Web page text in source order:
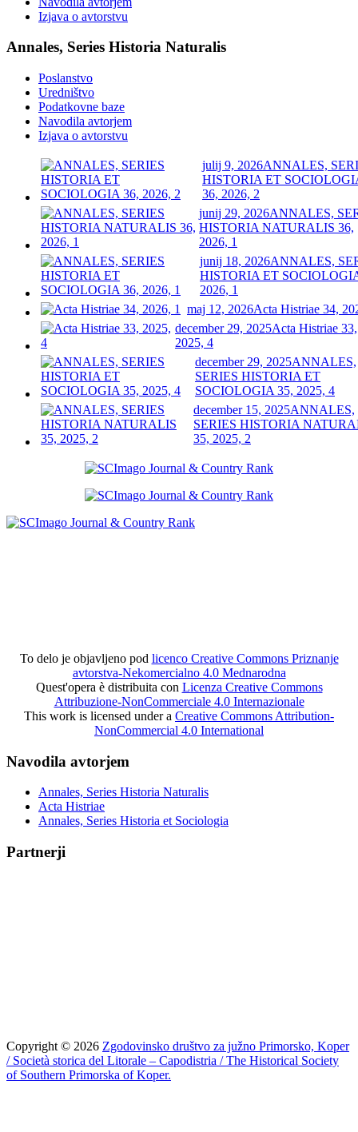
Izjava o avtorstvu
Annales, Series Historia Naturalis
Poslanstvo
Uredništvo
Podatkovne baze
Navodila avtorjem
Izjava o avtorstvu
julij 9, 2026ANNALES,
HISTORIA ET
36, 2026, 2
junij 29, 2026ANNALES,
HISTORIA NATURALIS 36,
2026, 1
junij 18, 2026ANNALES,
HISTORIA ET
2026, 1
maj 12, 2026Acta Histriae 34,
december 29, 2025Acta Histriae 33,
2025, 4
december 29, 2025ANNALES,
SERIES HISTORIA ET
SOCIOLOGIA 35, 2025, 4
december 15, 2025ANNALES,
SERIES HISTORIA
35, 2025, 2
To delo je objavljeno pod licenco Creative Commons Priznanje
avtorstva-Nekomercialno 4.0 Mednarodna
Quest'opera è distribuita con Licenza Creative Commons
Attribuzione-NonCommerciale 4.0 Internazionale
This work is licensed under a Creative Commons Attribution-
NonCommercial 4.0 International
Navodila avtorjem
Annales, Series Historia Naturalis
Acta Histriae
Annales, Series Historia et Sociologia
Partnerji
Copyright © 2026 Zgodovinsko društvo za južno Primorsko, Koper
/ Società storica del Litorale – Capodistria / The Historical Society
of Southern Primorska of Koper.